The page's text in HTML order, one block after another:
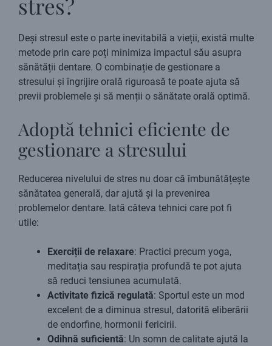
stres?
Deși stresul este o parte inevitabilă a vieții, există multe
metode prin care poți minimiza impactul său asupra
sănătății dentare. O combinație de gestionare a
stresului și îngrijire orală riguroasă te poate ajuta să
previi problemele și să menții o sănătate orală optimă.
Adoptă tehnici eficiente de
gestionare a stresului
Reducerea nivelului de stres nu doar că îmbunătățește
sănătatea generală, dar ajută și la prevenirea
problemelor dentare. Iată câteva tehnici care pot fi
utile:
Exerciții de relaxare: Practici precum yoga,
meditația sau respirația profundă te pot ajuta
să reduci tensiunea acumulată.
Activitate fizică regulată: Sportul este un mod
excelent de a diminua stresul, datorită eliberării
de endorfine, hormonii fericirii.
Odihnă suficientă: Un somn de calitate ajută la